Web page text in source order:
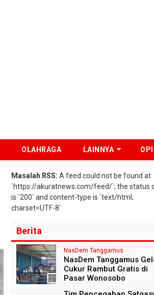
OLAHRAGA LAINNYA
Masalah RSS: A feed could not be found at
`https://akuratnews.com/feed/`; the status
is `200` and content-type is `text/html;
charset=UTF-8`
Berita
NasDem Tanggamus
NasDem Tanggamus
Cukur Rambut Gratis di
Pasar Wonosobo